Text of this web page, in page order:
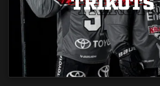
TRIKOTS